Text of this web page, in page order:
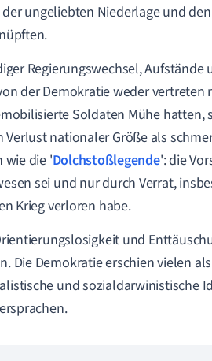
ungeliebten Niederlage und den
Regierungswechsel, Aufstände
der Demokratie weder vertreten
Soldaten Mühe hatten,
nationaler Größe als
wie die 'Dolchstoßlegende': die
sei und nur durch Verrat,
Krieg verloren habe.
und
Die Demokratie erschien vielen
und sozialdarwinistische